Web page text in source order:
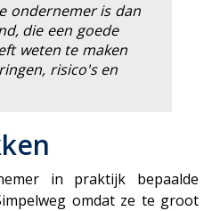
ondernemer is dan
die een goede
weten te maken
risico's en
in praktijk bepaalde
omdat ze te groot